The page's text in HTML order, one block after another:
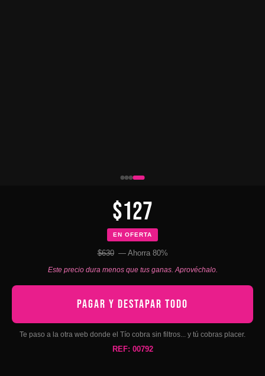
$127
EN OFERTA
$630 — Ahorra 80%
Este precio dura menos que tus ganas. Aprovéchalo.
PAGAR Y DESTAPAR TODO
Te paso a la otra web donde el Tío cobra sin filtros... y tú cobras placer.
REF: 00792